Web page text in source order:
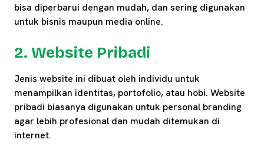
bisa diperbarui dengan mudah, dan sering digunakan
untuk bisnis maupun media online.
2. Website Pribadi
Jenis website ini dibuat oleh individu untuk
menampilkan identitas, portofolio, atau hobi. Website
pribadi biasanya digunakan untuk personal branding
agar lebih profesional dan mudah ditemukan di
internet.